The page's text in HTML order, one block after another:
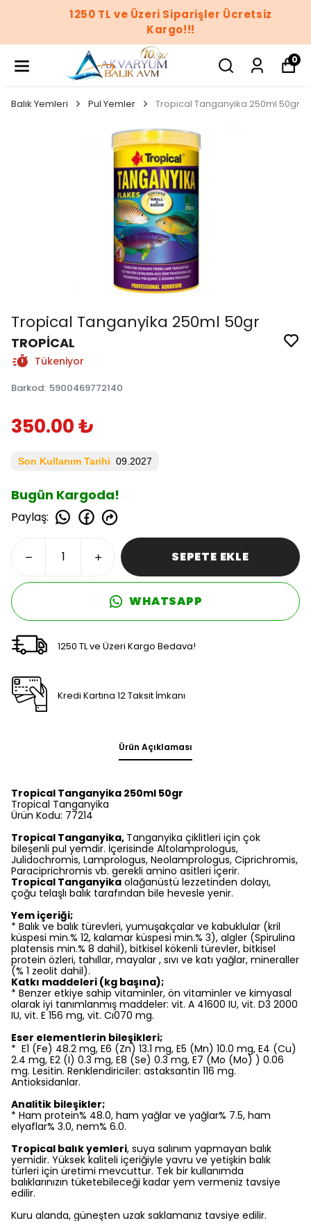
1250 TL ve Üzeri Siparişler Ücretsiz
Kargo!!!
0
Balık Yemleri Pul Yemler Tropical Tanganyika 250ml 50gr
Tropical Tanganyika 250ml 50gr
TROPİCAL
Tükeniyor
Barkod: 5900469772140
350.00 ₺
Son Kullanım Tarihi 09.2027
Bugün Kargoda!
Paylaş:
SEPETE EKLE
WHATSAPP
1250 TL ve Üzeri Kargo Bedava!
Kredi Kartına 12 Taksit İmkanı
Ürün Açıklaması
Tropical Tanganyika 250ml 50gr
Tropical Tanganyika
Ürün Kodu: 77214
Tropical Tanganyika, Tanganyika çiklitleri için çok
bileşenli pul yemdir. İçerisinde Altolamprologus,
Julidochromis, Lamprologus, Neolamprologus, Ciprichromis,
Paraciprichromis vb. gerekli amino asitleri içerir.
Tropical Tanganyika olağanüstü lezzetinden dolayı,
çoğu telaşlı balık tarafından bile hevesle yenir.
Yem içeriği;
* Balık ve balık türevleri, yumuşakçalar ve kabuklular (kril
küspesi min.% 12, kalamar küspesi min.% 3), algler (Spirulina
platensis min.% 8 dahil), bitkisel kökenli türevler, bitkisel
protein özleri, tahıllar, mayalar , sıvı ve katı yağlar, mineraller
(% 1 zeolit dahil).
Katkı maddeleri (kg başına);
* Benzer etkiye sahip vitaminler, ön vitaminler ve kimyasal
olarak iyi tanımlanmış maddeler: vit. A 41600 IU, vit. D3 2000
IU, vit. E 156 mg, vit. Cı070 mg.
Eser elementlerin bileşikleri;
* E1 (Fe) 48.2 mg, E6 (Zn) 13.1 mg, E5 (Mn) 10.0 mg, E4 (Cu)
2.4 mg, E2 (I) 0.3 mg, E8 (Se) 0.3 mg, E7 (Mo (Mo) ) 0.06
mg. Lesitin. Renklendiriciler: astaksantin 116 mg.
Antioksidanlar.
Analitik bileşikler;
* Ham protein% 48.0, ham yağlar ve yağlar% 7.5, ham
elyaflar% 3.0, nem% 6.0.
Tropical balık yemleri, suya salınım yapmayan balık
yemidir. Yüksek kaliteli içeriğiyle yavru ve yetişkin balık
türleri için üretimi mevcuttur. Tek bir kullanımda
balıklarınızın tüketebileceği kadar yem vermeniz tavsiye
edilir.
Kuru alanda, güneşten uzak saklamanız tavsiye edilir.